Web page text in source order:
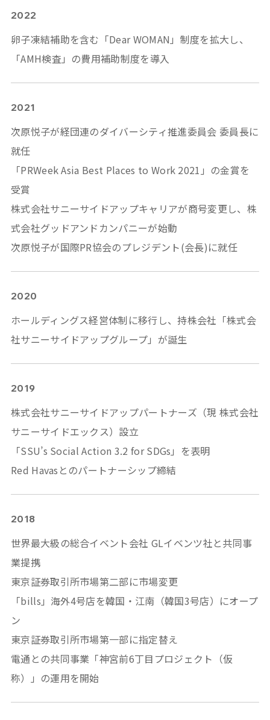
2022
卵子凍結補助を含む「Dear WOMAN」制度を拡大し、
「AMH検査」の費用補助制度を導入
2021
次原悦子が経団連のダイバーシティ推進委員会 委員長に
就任
「PRWeek Asia Best Places to Work 2021」の金賞を
受賞
株式会社サニーサイドアップキャリアが商号変更し、株
式会社グッドアンドカンパニーが始動
次原悦子が国際PR協会のプレジデント(会長)に就任
2020
ホールディングス経営体制に移行し、持株会社「株式会
社サニーサイドアップグループ」が誕生
2019
株式会社サニーサイドアップパートナーズ（現 株式会社
サニーサイドエックス）設立
「SSU’s Social Action 3.2 for SDGs」を表明
Red Havasとのパートナーシップ締結
2018
世界最大級の総合イベント会社 GLイベンツ社と共同事
業提携
東京証券取引所市場第二部に市場変更
「bills」海外4号店を韓国・江南（韓国3号店）にオープ
ン
東京証券取引所市場第一部に指定替え
電通との共同事業「神宮前6丁目プロジェクト（仮
称）」の運用を開始